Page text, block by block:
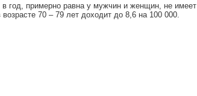
год, примерно равна у мужчин и женщин, не имеет
70 – 79 лет доходит до 8,6 на 100 000.